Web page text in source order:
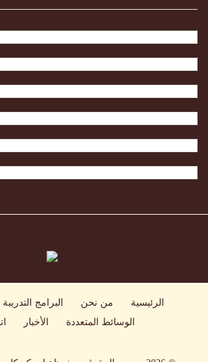
الرئيسية من نحن البرامج التدريبة
الوسائط المتعددة
الأخبار